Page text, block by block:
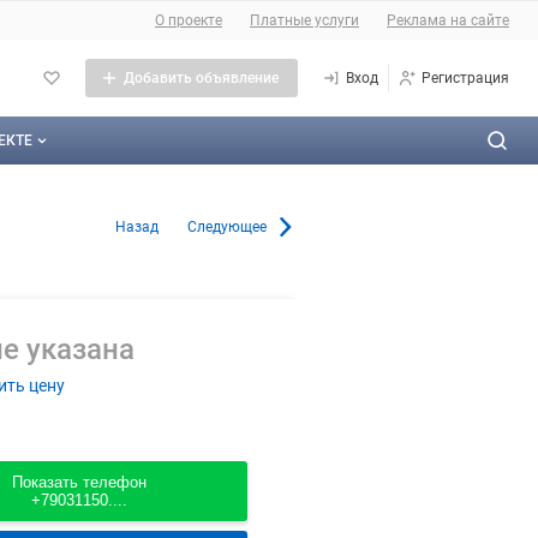
О сайте
О проекте Платные услуги Реклама на сайте
Добавить объявление Вход Регистрация
на сайте
сайта
Балашихе
Назад Следующее
указана
цену
Показать телефон
+79031150....